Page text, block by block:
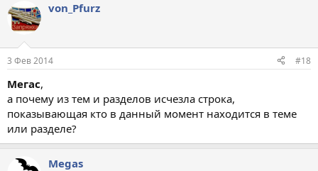
von_Pfurz
3 Фев 2014 #18
Мегас,
а почему из тем и разделов исчезла строка,
показывающая кто в данный момент находится в теме
или разделе?
Megas